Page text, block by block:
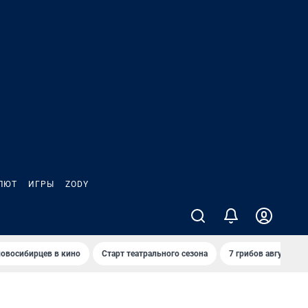
ИГРЫ ZODY
в кино Старт театрального сезона 7 грибов августа